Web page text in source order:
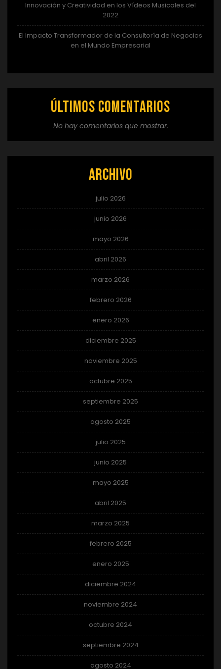
Innovación y Creatividad en los Vídeos Musicales del
2022
El Impacto Transformador de la Consultoría de Negocios
en el Mundo Empresarial
Últimos comentarios
No hay comentarios que mostrar.
Archivo
julio 2026
junio 2026
mayo 2026
abril 2026
marzo 2026
febrero 2026
enero 2026
diciembre 2025
noviembre 2025
octubre 2025
septiembre 2025
agosto 2025
julio 2025
junio 2025
mayo 2025
abril 2025
marzo 2025
febrero 2025
enero 2025
diciembre 2024
noviembre 2024
octubre 2024
septiembre 2024
agosto 2024